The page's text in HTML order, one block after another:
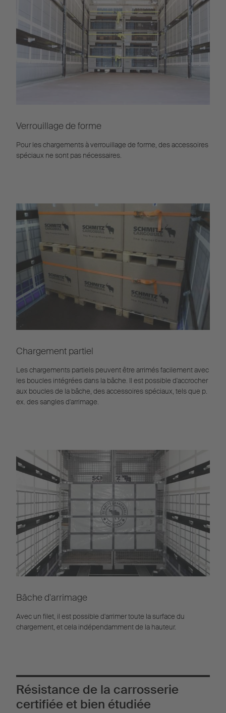
Verrouillage de forme
Pour les chargements à verrouillage de forme, des accessoires
spéciaux ne sont pas nécessaires.
Chargement partiel
Les chargements partiels peuvent être arrimés facilement avec
les boucles intégrées dans la bâche. Il est possible d'accrocher
aux boucles de la bâche, des accessoires spéciaux, tels que p.
ex. des sangles d'arrimage.
Bâche d'arrimage
Avec un filet, il est possible d'arrimer toute la surface du
chargement, et cela indépendamment de la hauteur.
Résistance de la carrosserie
certifiée et bien étudiée